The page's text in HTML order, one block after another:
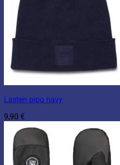
Lasten pipo navy
9,90 €